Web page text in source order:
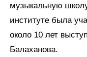
музыкальную
институте была
около 10 лет
Балаханова.